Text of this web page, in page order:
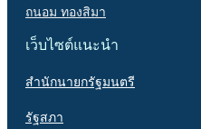
ถนอม ทองสิมา
เว็บไซต์แนะนำ
สำนักนายกรัฐมนตรี
รัฐสภา